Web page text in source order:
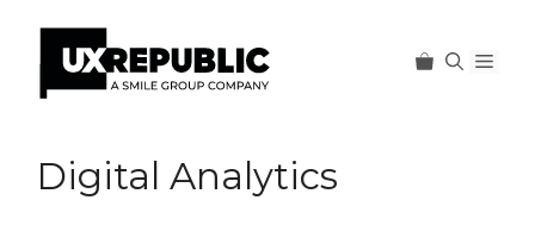
contenu
Digital Analytics